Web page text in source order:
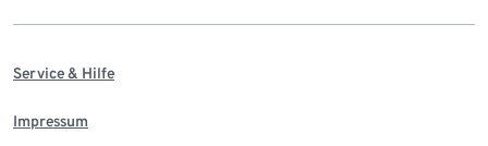
Service & Hilfe
Impressum